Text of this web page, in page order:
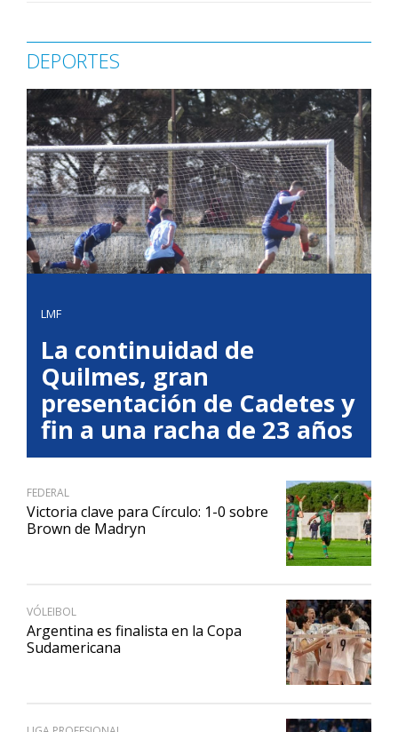
DEPORTES
LMF
La continuidad de
Quilmes, gran
presentación de Cadetes y
fin a una racha de 23 años
FEDERAL
Victoria clave para Círculo: 1-0 sobre
Brown de Madryn
VÓLEIBOL
Argentina es finalista en la Copa
Sudamericana